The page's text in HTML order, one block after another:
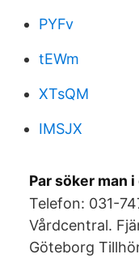
PYFv
tEWm
XTsQM
IMSJX
Par söker man
Telefon: 031-
Vårdcentral.
Göteborg